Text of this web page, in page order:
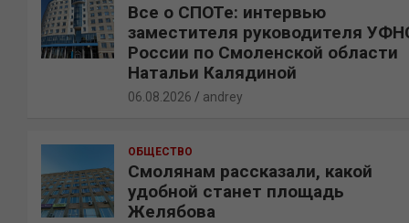
Все о СПОТе: интервью
заместителя руководителя
России по Смоленской области
Натальи Калядиной
06.08.2026 andrey
ОБЩЕСТВО
Смолянам рассказали, какой
удобной станет площадь
Желябова